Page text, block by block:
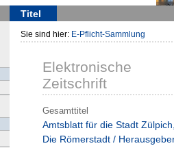
Titel
Sie sind hier: E-Pflicht-Sammlung
Elektronische
Zeitschrift
Gesamttitel
Amtsblatt für die Stadt
Die Römerstadt /